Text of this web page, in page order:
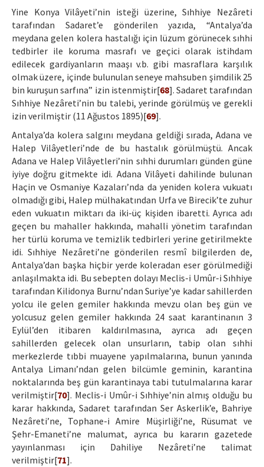
Yine Konya Vilâyeti’nin isteği üzerine, Sıhhiye Nezâreti
tarafından Sadaret’e gönderilen yazıda, “Antalya’da
meydana gelen kolera hastalığı için lüzum görünecek sıhhi
tedbirler ile koruma masrafı ve geçici olarak istihdam
edilecek gardiyanların maaşı v.b. gibi masraflara karşılık
olmak üzere, içinde bulunulan seneye mahsuben şimdilik 25
bin kuruşun sarfına” izin istenmiştir[68]. Sadaret tarafından
Sıhhiye Nezâreti’nin bu talebi, yerinde görülmüş ve gerekli
izin verilmiştir (11 Ağustos 1895)[69].
Antalya’da kolera salgını meydana geldiği sırada, Adana ve
Halep Vilâyetleri’nde de bu hastalık görülmüştü. Ancak
Adana ve Halep Vilâyetleri’nin sıhhi durumları günden güne
iyiye doğru gitmekte idi. Adana Vilâyeti dahilinde bulunan
Haçin ve Osmaniye Kazaları’nda da yeniden kolera vukuatı
olmadığı gibi, Halep mülhakatından Urfa ve Birecik’te zuhur
eden vukuatın miktarı da iki-üç kişiden ibaretti. Ayrıca adı
geçen bu mahaller hakkında, mahalli yönetim tarafından
her türlü koruma ve temizlik tedbirleri yerine getirilmekte
idi. Sıhhiye Nezâreti’ne gönderilen resmî bilgilerden de,
Antalya’dan başka hiçbir yerde koleradan eser görülmediği
anlaşılmakta idi. Bu sebepten dolayı Meclis-i Umûr-i Sıhhiye
tarafından Kilidonya Burnu’ndan Suriye’ye kadar sahillerden
yolcu ile gelen gemiler hakkında mevzu olan beş gün ve
yolcusuz gelen gemiler hakkında 24 saat karantinanın 3
Eylül’den itibaren kaldırılmasına, ayrıca adı geçen
sahillerden gelecek olan unsurların, tabip olan sıhhi
merkezlerde tıbbi muayene yapılmalarına, bunun yanında
Antalya Limanı’ndan gelen bilcümle geminin, karantina
noktalarında beş gün karantinaya tabi tutulmalarına karar
verilmiştir[70]. Meclis-i Umûr-i Sıhhiye’nin almış olduğu bu
karar hakkında, Sadaret tarafından Ser Askerlik’e, Bahriye
Nezâreti’ne, Tophane-i Amire Müşirliği’ne, Rüsumat ve
Şehr-Emaneti’ne malumat, ayrıca bu kararın gazetede
yayınlanması için Dahiliye Nezâreti’ne talimat
verilmiştir[71].